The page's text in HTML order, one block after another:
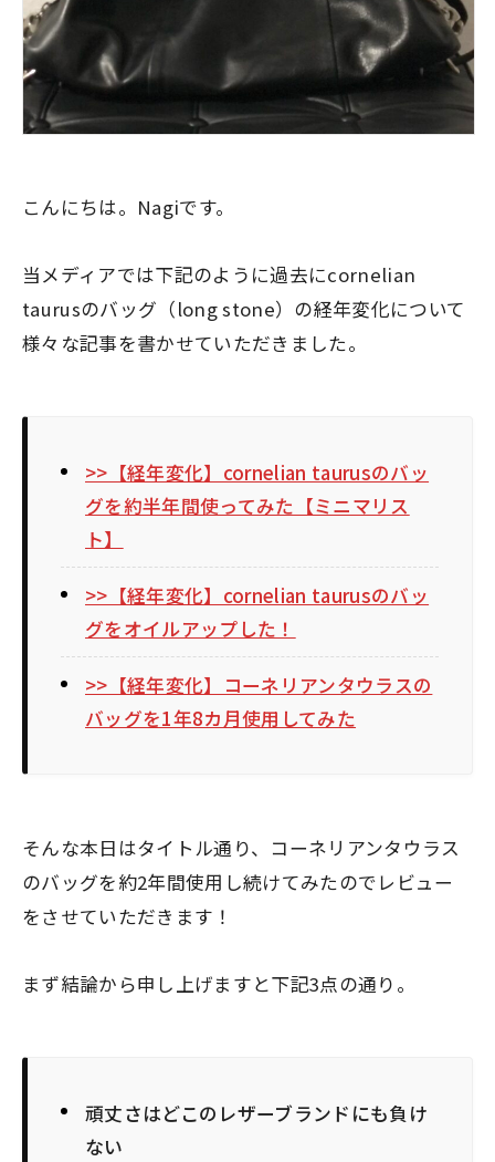
こんにちは。Nagiです。
当メディアでは下記のように過去にcornelian
taurusのバッグ（long stone）の経年変化について
様々な記事を書かせていただきました。
>>【経年変化】cornelian taurusのバッ
グを約半年間使ってみた【ミニマリス
ト】
>>【経年変化】cornelian taurusのバッ
グをオイルアップした！
>>【経年変化】コーネリアンタウラスの
バッグを1年8カ月使用してみた
そんな本日はタイトル通り、コーネリアンタウラス
のバッグを約2年間使用し続けてみたのでレビュー
をさせていただきます！
まず結論から申し上げますと下記3点の通り。
頑丈さはどこのレザーブランドにも負け
ない